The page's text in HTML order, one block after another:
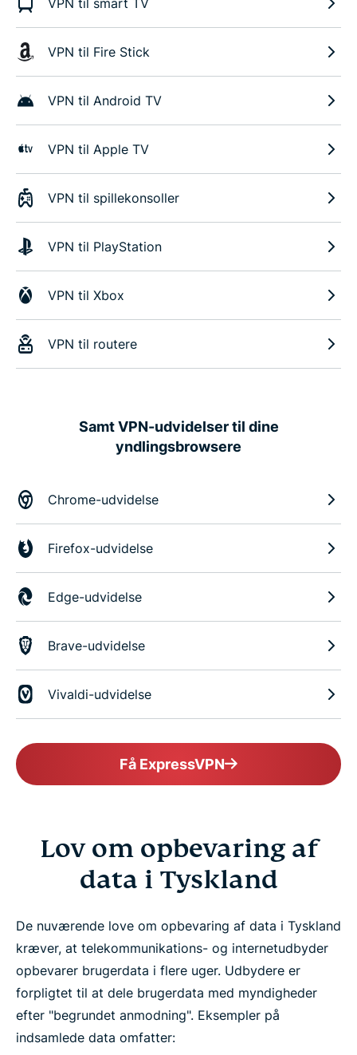
VPN til Fire Stick
VPN til Android TV
VPN til Apple TV
VPN til spillekonsoller
VPN til PlayStation
VPN til Xbox
VPN til routere
Samt VPN-udvidelser til dine
yndlingsbrowsere
Chrome-udvidelse
Firefox-udvidelse
Edge-udvidelse
Brave-udvidelse
Vivaldi-udvidelse
Få ExpressVPN
Lov om opbevaring af
data i Tyskland
De nuværende love om opbevaring af data i Tyskland
kræver, at telekommunikations- og internetudbyder
opbevarer brugerdata i flere uger. Udbydere er
forpligtet til at dele brugerdata med myndigheder
efter "begrundet anmodning". Eksempler på
indsamlede data omfatter: